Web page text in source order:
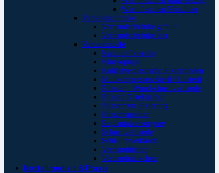
Wärmflaschen Plüschtier
Verbandschränke
Verbandschränke gefüllt
Verbandschränke leer
Verbandstoffe
Kanülenfixierung
Kinesoptape
Kohäsive elastische Fixierbinden
Mullkompressen Steril / Unsteril
Pflaster – Wundschnellverbände
Pflaster Detektierbar
Pflaster zur Fixierung
Pflasterspender
Replantatversorgung
Schnellverbände
Schlauchverbände
Verbandtücher
Verbandpäckchen
Notfallmedizin & Praxis